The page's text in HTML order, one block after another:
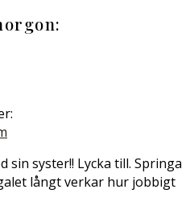
sin syster!! Lycka till. Springa
långt verkar hur jobbigt